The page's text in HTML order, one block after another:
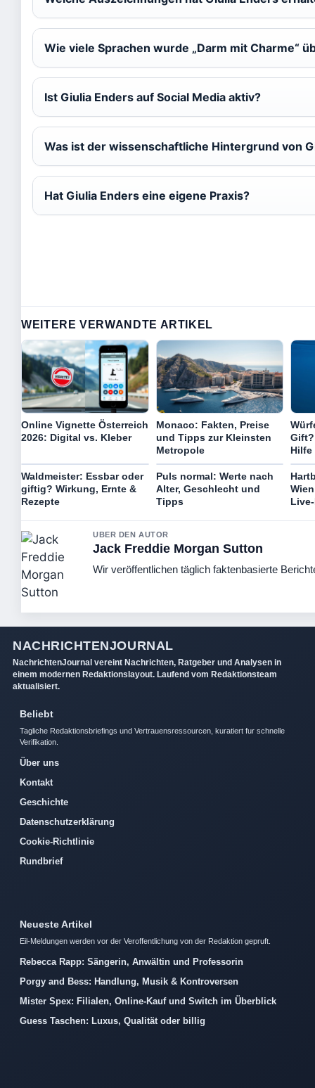
Wie viele Sprachen wurde „Darm mit Charme“
Ist Giulia Enders auf Social Media aktiv?
Was ist der wissenschaftliche Hintergrund von
Hat Giulia Enders eine eigene Praxis?
WEITERE VERWANDTE ARTIKEL
Online Vignette Österreich
2026: Digital vs. Kleber
Monaco: Fakten, Preise
und Tipps zur Kleinsten
Metropole
Hilfe
Waldmeister: Essbar oder
giftig? Wirkung, Ernte &
Rezepte
Puls normal: Werte nach
Alter, Geschlecht und
Tipps
UBER DEN AUTOR
Jack Freddie Morgan Sutton
Wir veröffentlichen täglich faktenbasierte
NACHRICHTENJOURNAL
NachrichtenJournal vereint Nachrichten, Ratgeber und Analysen in
einem modernen Redaktionslayout. Laufend vom Redaktionsteam
aktualisiert.
Beliebt
Tagliche Redaktionsbriefings und Vertrauensressourcen, kuratiert fur schnelle
Verifikation.
Über uns
Kontakt
Geschichte
Datenschutzerklärung
Cookie-Richtlinie
Rundbrief
Neueste Artikel
Eil-Meldungen werden vor der Veroffentlichung von der Redaktion gepruft.
Rebecca Rapp: Sängerin, Anwältin und Professorin
Porgy and Bess: Handlung, Musik & Kontroversen
Mister Spex: Filialen, Online-Kauf und Switch im Überblick
Guess Taschen: Luxus, Qualität oder billig